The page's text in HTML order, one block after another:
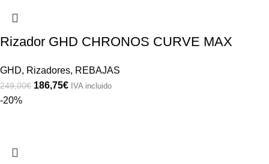
Rizador GHD CHRONOS CURVE MAX
GHD, Rizadores, REBAJAS
249,00€ 186,75€ IVA incluido
-20%